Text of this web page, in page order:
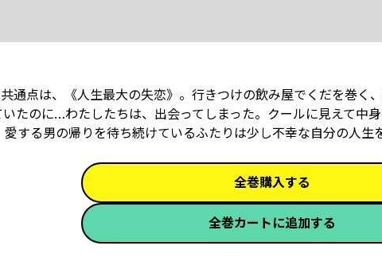
通点は、《人生最大の失恋》。行きつけの飲み屋でくだを巻く
たのに…わたしたちは、出会ってしまった。クールに見えて中
する男の帰りを待ち続けているふたりは少し不幸な自分の人生
全巻購入する
全巻カートに追加する